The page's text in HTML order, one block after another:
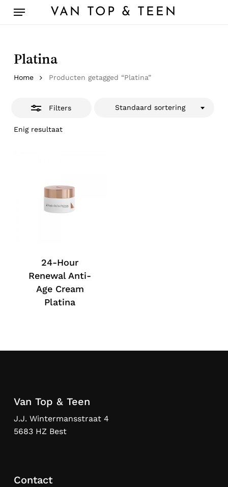
VAN TOP & TEEN
Menu
Platina
Home Producten getagged “Platina”
Filters
Enig resultaat
Standaard sortering
24-Hour
Renewal Anti-
Age Cream
Platina
Van Top & Teen
J.J. Wintermansstraat 4
5683 HZ Best
Contact